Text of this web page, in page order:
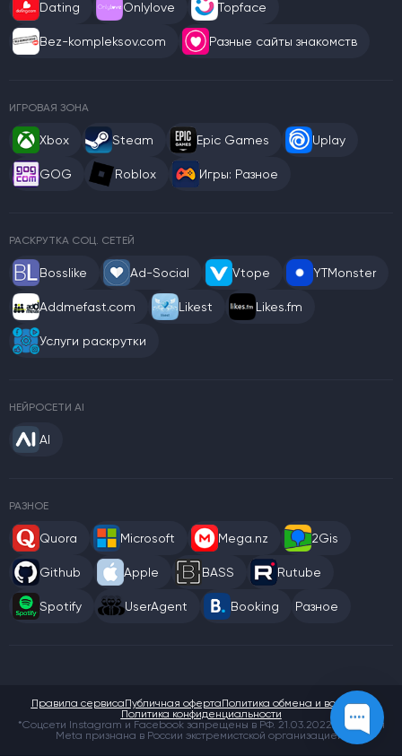
Dating Onlylove Topface
Bez-kompleksov.com Разные сайты знакомств
ИГРОВАЯ ЗОНА
Xbox Steam Epic Games Uplay
GOG Roblox Игры: Разное
РАСКРУТКА СОЦ. СЕТЕЙ
Bosslike Ad-Social Vtope YTMonster
Addmefast.com Likest Likes.fm
Услуги раскрутки
НЕЙРОСЕТИ AI
AI
РАЗНОЕ
Quora Microsoft Mega.nz 2Gis
Github Apple BASS Rutube
Spotify UserAgent Booking Разное
*Соцсети Instagram и Facebook запрещены в РФ. 21.03.2022 компания
Meta признана в России экстремистской организацией.
Правила сервисаПубличная офертаПолитика обмена и возврата
Политика конфиденциальности